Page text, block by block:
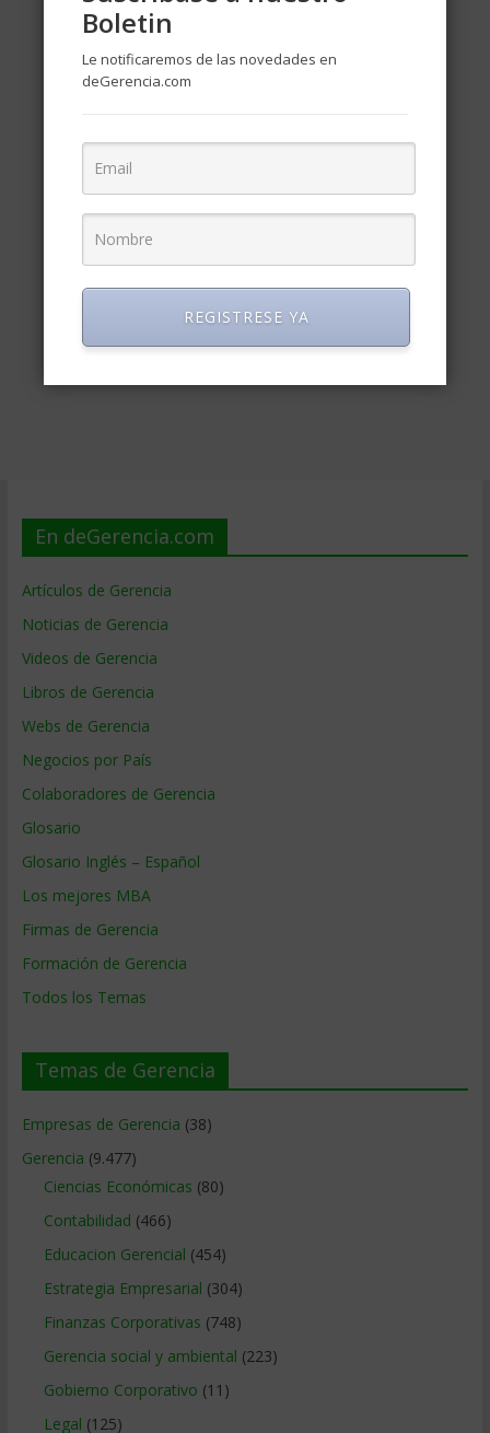
En deGerencia.com
Artículos de Gerencia
Noticias de Gerencia
Videos de Gerencia
Libros de Gerencia
Webs de Gerencia
Negocios por País
Colaboradores de Gerencia
Glosario
Glosario Inglés – Español
Los mejores MBA
Firmas de Gerencia
Formación de Gerencia
Todos los Temas
Temas de Gerencia
Empresas de Gerencia (38)
Gerencia (9.477)
Ciencias Económicas (80)
Contabilidad (466)
Educacion Gerencial (454)
Estrategia Empresarial (304)
Finanzas Corporativas (748)
Gerencia social y ambiental (223)
Gobierno Corporativo (11)
Legal (125)
Boletin
Le notificaremos de las novedades en
deGerencia.com
REGISTRESE YA